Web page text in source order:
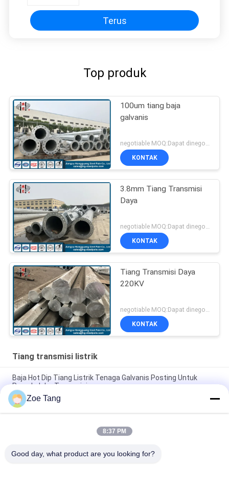
Terus
Top produk
100um tiang baja
galvanis
negotiable MOQ:Dapat dinegosiasikan
KONTAK
3.8mm Tiang Transmisi
Daya
KONTAK
Tiang Transmisi Daya
220KV
KONTAK
Tiang transmisi listrik
Baja Hot Dip Tiang Listrik Tenaga Galvanis Posting Untuk
Proyek Jalur Transmisi
Tiang Transmisi Daya Tubular Bentuk Baja Poligonal Dengan
Lukisan Kustom
Tiang Transmisi Daya 15kv Tiang Layanan Listrik Galvanis
Zoe Tang
8:37 PM
Good day, what product are you looking for?